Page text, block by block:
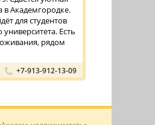
в Академгородке.
для студентов
Есть
рядом
+7-913-912-13-09